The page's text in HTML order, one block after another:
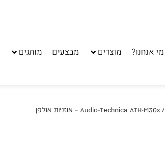
מי אנחנו? מוצרים מבצעים מותגים
/ Audio-Technica ATH-M30x – אוזניות אולפן